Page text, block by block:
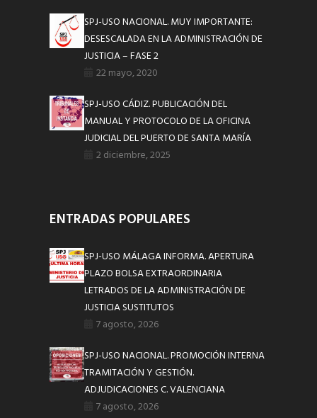
SPJ-USO NACIONAL. MUY IMPORTANTE:
DESESCALADA EN LA ADMINISTRACIÓN DE
JUSTICIA – FASE 2
22 mayo, 2020
SPJ-USO CÁDIZ. PUBLICACIÓN DEL
MANUAL Y PROTOCOLO DE LA OFICINA
JUDICIAL DEL PUERTO DE SANTA MARÍA
2 diciembre, 2025
ENTRADAS POPULARES
SPJ-USO MÁLAGA INFORMA. APERTURA
PLAZO BOLSA EXTRAORDINARIA
LETRADOS DE LA ADMINISTRACIÓN DE
JUSTICIA SUSTITUTOS
7 agosto, 2026
SPJ-USO NACIONAL. PROMOCIÓN INTERNA
TRAMITACIÓN Y GESTIÓN.
ADJUDICACIONES C. VALENCIANA
7 agosto, 2026